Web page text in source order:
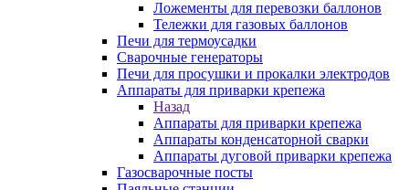
Ложементы для перевозки баллонов
Тележки для газовых баллонов
Печи для термоусадки
Сварочные генераторы
Печи для просушки и прокалки электродов
Аппараты для приварки крепежа
Назад
Аппараты для приварки крепежа
Аппараты конденсаторной сварки
Аппараты дуговой приварки крепежа
Газосварочные посты